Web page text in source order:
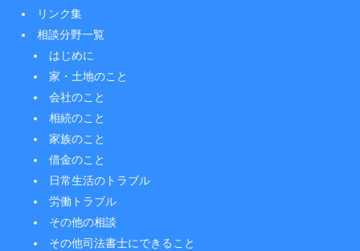
リンク集
相談分野一覧
はじめに
家・土地のこと
会社のこと
相続のこと
家族のこと
借金のこと
日常生活のトラブル
労働トラブル
その他の相談
その他司法書士にできること